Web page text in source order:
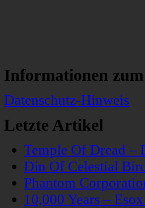
Informationen
Datenschutz-Hinweis
Letzte Artikel
Temple Of Dread –
Din Of Celestial
Phantom
10,000 Years –